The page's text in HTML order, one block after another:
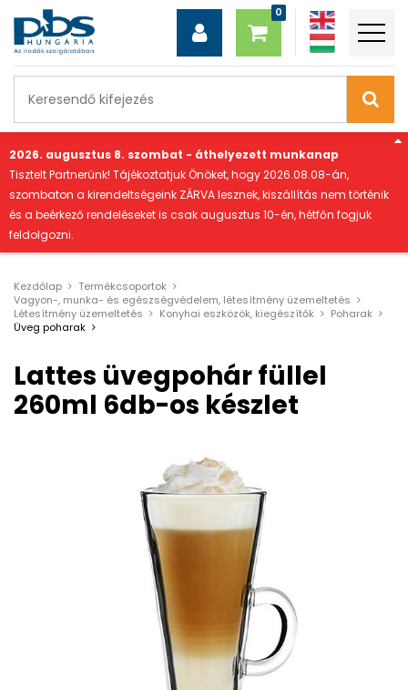
2026. augusztus 8. szombat - áthelyezett munkanap
Tisztelt Partnerünk! Tájékoztatjuk Önöket, hogy 2026.08.08-án,
szombaton a kirendeltségeink ZÁRVA lesznek, kiszállítás nem történik
és a beérkező rendeléseket is csak augusztus 10-én, hétfőn fogjuk
feldolgozni.
Kezdőlap
Termékcsoportok
Vagyon-, munka- és egészségvédelem, létesítmény üzemeltetés
Létesítmény üzemeltetés
Konyhai eszközök, kiegészítők
Poharak
Üveg poharak
Lattes üvegpohár füllel
260ml 6db-os készlet